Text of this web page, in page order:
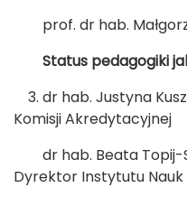
prof. dr hab.
Status pedagogiki
3. dr hab. Justyna
Komisji Akredytacyjnej
dr hab. Beata Topij-
Dyrektor Instytutu Nauk